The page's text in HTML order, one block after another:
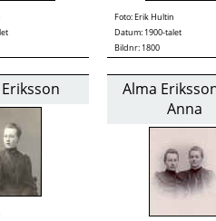
Foto:Erik Hultin
Datum: 1900-talet
Bildnr: 1800
Alma
Anna